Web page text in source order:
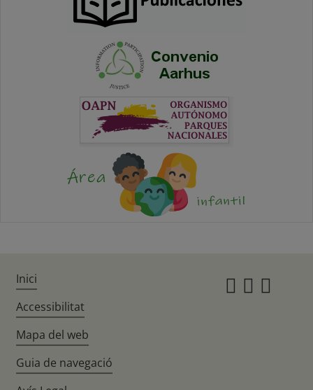
Inici
Accessibilitat
Mapa del web
Guia de navegació